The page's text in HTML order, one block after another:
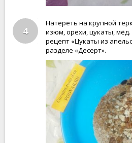
4
Натереть на крупной
изюм, орехи, цукаты, мёд.
рецепт «Цукаты из
разделе «Десерт».